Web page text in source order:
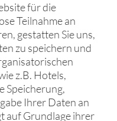
für die
Teilnahme an
gestatten Sie uns,
zu speichern und
z.B. Hotels,
Speicherung,
Ihrer Daten an
auf Grundlage ihrer